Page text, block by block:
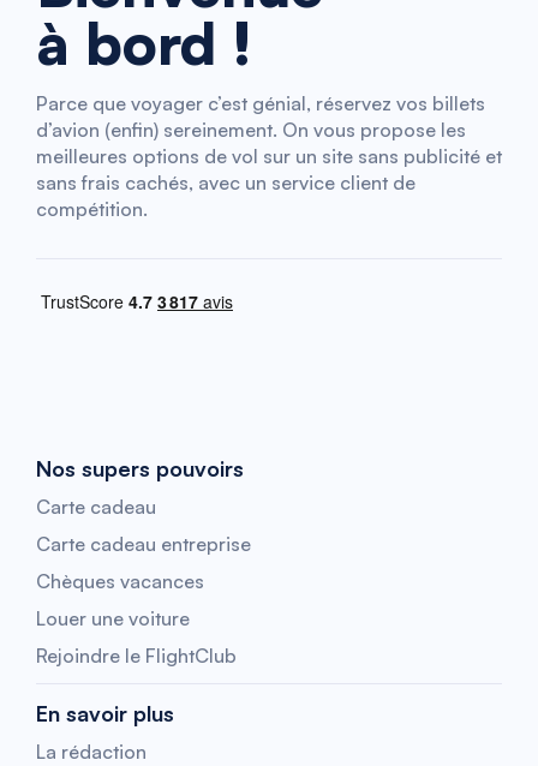
à bord !
Parce que voyager c’est génial, réservez vos billets
d’avion (enfin) sereinement. On vous propose les
meilleures options de vol sur un site sans publicité et
sans frais cachés, avec un service client de
compétition.
Nos supers pouvoirs
Carte cadeau
Carte cadeau entreprise
Chèques vacances
Louer une voiture
Rejoindre le FlightClub
En savoir plus
La rédaction